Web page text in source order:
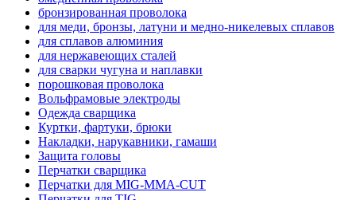
бронзированная проволока
для меди, бронзы, латуни и медно-никелевых сплавов
для сплавов алюминия
для нержавеющих сталей
для сварки чугуна и наплавки
порошковая проволока
Вольфрамовые электроды
Одежда сварщика
Куртки, фартуки, брюки
Накладки, нарукавники, гамаши
Защита головы
Перчатки сварщика
Перчатки для MIG-MMA-CUT